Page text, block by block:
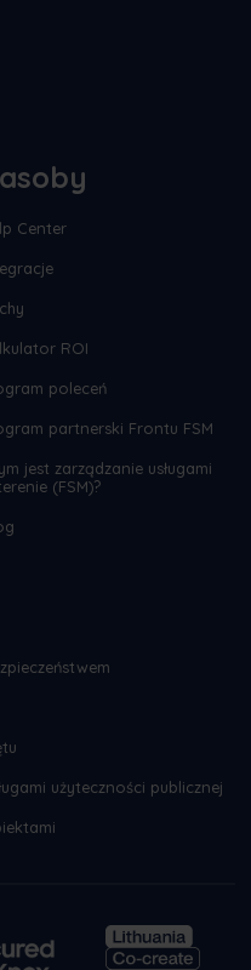
Center
ROI
poleceń
partnerski Frontu FSM
jest zarządzanie usługami
(FSM)?
użyteczności publicznej